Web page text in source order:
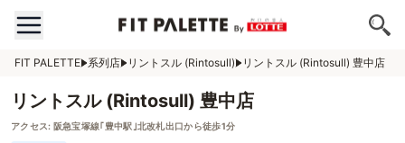
FIT PALETTE 系列店 リントスル (Rintosull) リントスル (Rintosull) 豊中店
リントスル (Rintosull) 豊中店
アクセス: 阪急宝塚線｢豊中駅｣北改札出口から徒歩1分